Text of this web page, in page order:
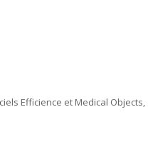
Efficience et Medical